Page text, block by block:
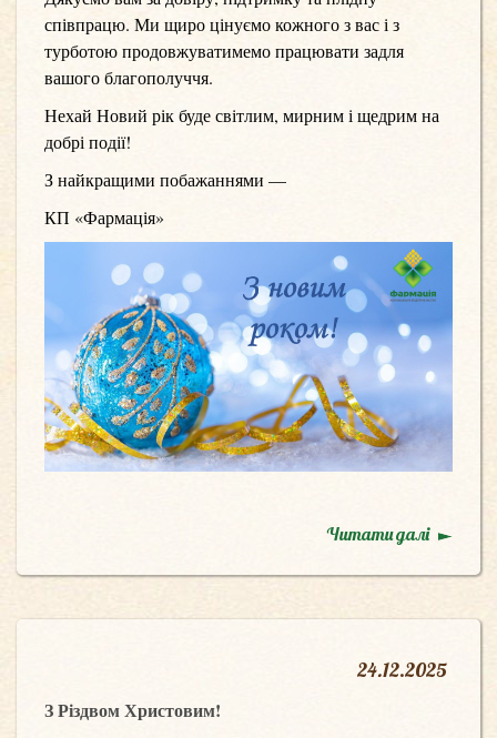
співпрацю. Ми щиро цінуємо кожного з вас і з
турботою продовжуватимемо працювати задля
вашого благополуччя.
Нехай Новий рік буде світлим, мирним і щедрим на
добрі події!
З найкращими побажаннями —
КП «Фармація»
Читати далі
24.12.2025
З Різдвом Христовим!